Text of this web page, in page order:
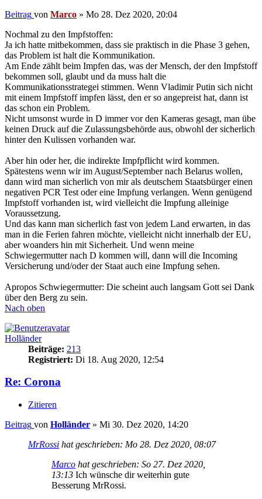
Beitrag von Marco » Mo 28. Dez 2020, 20:04
Nochmal zu den Impfstoffen:
Ja ich hatte mitbekommen, dass sie praktisch in die Phase 3 gehen,
das Problem ist halt die Kommunikation.
Am Ende zählt beim Impfen das, was der Mensch, der den Impfstoff
bekommen soll, glaubt und da muss halt die
Kommunikationsstrategei stimmen. Wenn Vladimir Putin sich nicht
mit einem Impfstoff impfen lässt, den er so angepreist hat, dann ist
das schon ein Problem.
Nicht umsonst wurde in D immer vor den Kameras gesagt, man übe
keinen Druck auf die Zulassungsbehörde aus, obwohl der sicherlich
hinter den Kulissen vorhanden war.
Aber hin oder her, die indirekte Impfpflicht wird kommen.
Spätestens wenn wir im August/September nach Belarus wollen,
dann wird man sicherlich von mir als deutschem Staatsbürger einen
negativen PCR Test oder eine Impfung verlangen. Wenn genügend
Impfstoff vorhanden ist, wird vielleicht die Impfung alleinige
Voraussetzung.
Und das kann man sicherlich fast von jedem Land erwarten, in das
man in die Ferien fahren möchte, vielleicht nicht innerhalb der EU,
aber woanders hin mit Sicherheit. Und wenn meine
Schwiegermutter nach D kommen will, dann will die Incoming
Versicherung und/oder der Staat auch eine Impfung sehen.
Apropos Schwiegermutter: Die scheint auch langsam Gott sei Dank
über den Berg zu sein.
Nach oben
Holländer
Beiträge: 213
Registriert: Di 18. Aug 2020, 12:54
Re: Corona
Zitieren
Beitrag von Holländer » Mi 30. Dez 2020, 14:20
MrRossi hat geschrieben: Mo 28. Dez 2020, 08:07
Marco hat geschrieben: So 27. Dez 2020,
13:13 Ich wünsche dir weiterhin gute
Besserung MrRossi.